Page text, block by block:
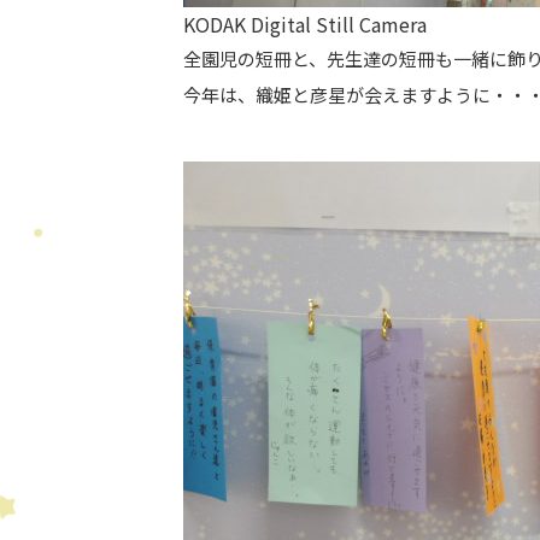
KODAK Digital Still Camera
全園児の短冊と、先生達の短冊も一緒に飾
今年は、織姫と彦星が会えますように・・